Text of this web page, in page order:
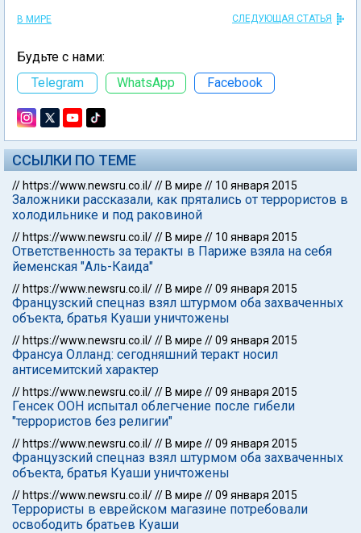
В МИРЕ СЛЕДУЮЩАЯ СТАТЬЯ
Будьте с нами:
Telegram
WhatsApp Facebook
ССЫЛКИ ПО ТЕМЕ
//https://www.newsru.co.il///В мире // 10 января 2015
Заложники рассказали, как прятались от террористов в
холодильнике и под раковиной
//https://www.newsru.co.il///В мире // 10 января 2015
Ответственность за теракты в Париже взяла на себя
йеменская "Аль-Каида"
//https://www.newsru.co.il///В мире //09 января 2015
Французский спецназ взял штурмом оба захваченных
объекта, братья Куаши уничтожены
//https://www.newsru.co.il///В мире //09 января 2015
Франсуа Олланд: сегодняшний теракт носил
антисемитский характер
//https://www.newsru.co.il///В мире //09 января 2015
Генсек ООН испытал облегчение после гибели
"террористов без религии"
//https://www.newsru.co.il///В мире //09 января 2015
Французский спецназ взял штурмом оба захваченных
объекта, братья Куаши уничтожены
//https://www.newsru.co.il///В мире //09 января 2015
Террористы в еврейском магазине потребовали
освободить братьев Куаши